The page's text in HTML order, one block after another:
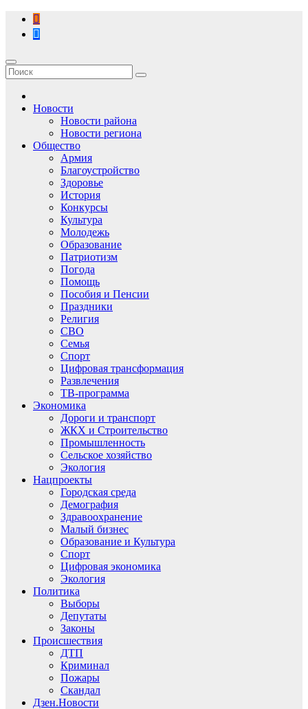
Перейти
содержимому
Новости
Новости района
Новости региона
Общество
Армия
Благоустройство
Здоровье
История
Конкурсы
Культура
Молодежь
Образование
Патриотизм
Погода
Помощь
Пособия и Пенсии
Праздники
Религия
СВО
Семья
Спорт
Цифровая трансформация
Развлечения
ТВ-программа
Экономика
Дороги и транспорт
ЖКХ и Строительство
Промышленность
Сельское хозяйство
Экология
Нацпроекты
Городская среда
Демография
Здравоохранение
Малый бизнес
Образование и Культура
Спорт
Цифровая экономика
Экология
Политика
Выборы
Депутаты
Законы
Происшествия
ДТП
Криминал
Пожары
Скандал
Дзен.Новости